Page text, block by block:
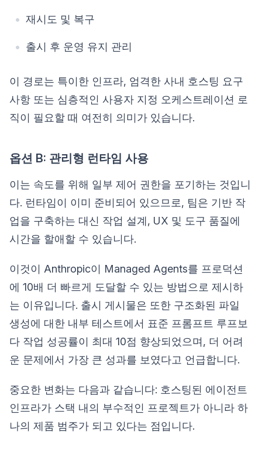
재시도 및 복구
출시 후 운영 유지 관리
이 경로는 특이한 인프라, 엄격한 사내 호스팅 요구
사항 또는 심층적인 사용자 지정 오케스트레이션 로
직이 필요할 때 여전히 의미가 있습니다.
옵션 B: 관리형 런타임 사용
이는 속도를 위해 일부 제어 권한을 포기하는 것입니
다. 런타임이 이미 준비되어 있으므로, 팀은 기반 작
업을 구축하는 대신 작업 설계, UX 및 도구 품질에
시간을 할애할 수 있습니다.
이것이 Anthropic이 Managed Agents를 프로덕션
에 10배 더 빠르게 도달할 수 있는 방법으로 제시하
는 이유입니다. 출시 게시물은 또한 구조화된 파일
생성에 대한 내부 테스트에서 표준 프롬프트 루프보
다 작업 성공률이 최대 10점 향상되었으며, 더 어려
운 문제에서 가장 큰 성과를 보였다고 언급합니다.
중요한 변화는 다음과 같습니다: 호스팅된 에이전트
인프라가 스택 내의 부수적인 프로젝트가 아니라 하
나의 제품 범주가 되고 있다는 점입니다.